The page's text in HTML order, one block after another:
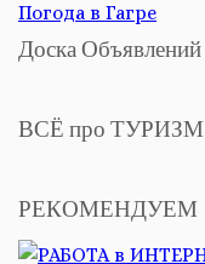
Погода в Гагре
Доска Объявлений
ВСЁ про ТУРИЗМ
РЕКОМЕНДУЕМ